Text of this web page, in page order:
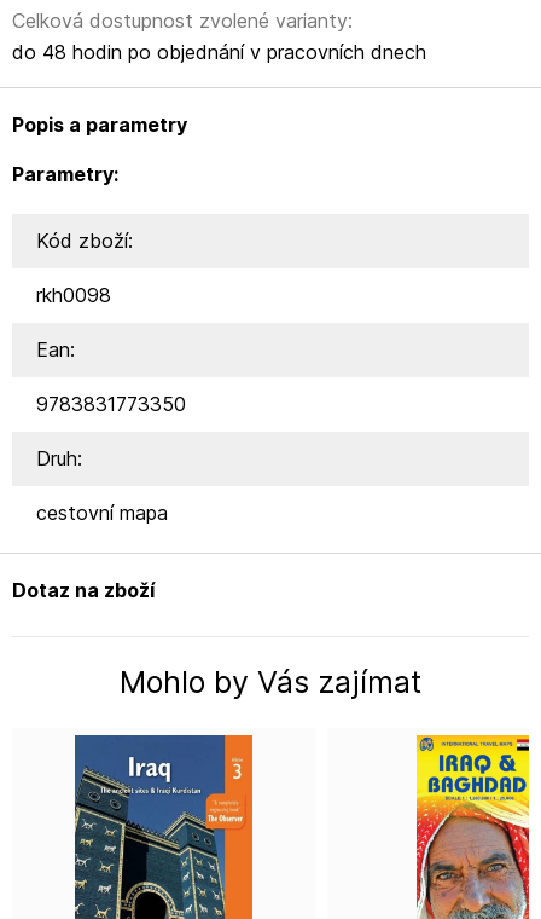
Celková dostupnost zvolené varianty:
do 48 hodin po objednání v pracovních dnech
Popis a parametry
Parametry:
Kód zboží:
rkh0098
Ean:
9783831773350
Druh:
cestovní mapa
Dotaz na zboží
Mohlo by Vás zajímat